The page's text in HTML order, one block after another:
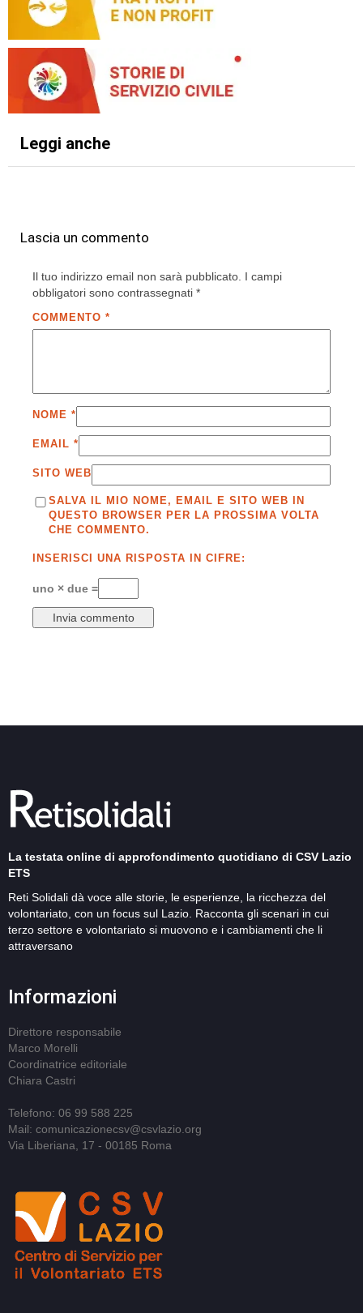
Leggi anche
Lascia un commento
Il tuo indirizzo email non sarà pubblicato. I campi
obbligatori sono contrassegnati *
COMMENTO *
NOME *
EMAIL *
SITO WEB
SALVA IL MIO NOME, EMAIL E SITO WEB IN
QUESTO BROWSER PER LA PROSSIMA VOLTA
CHE COMMENTO.
INSERISCI UNA RISPOSTA IN CIFRE:
uno × due =
La testata online di approfondimento quotidiano di CSV Lazio
ETS
Reti Solidali dà voce alle storie, le esperienze, la ricchezza del
volontariato, con un focus sul Lazio. Racconta gli scenari in cui
terzo settore e volontariato si muovono e i cambiamenti che li
attraversano
Informazioni
Direttore responsabile
Marco Morelli
Coordinatrice editoriale
Chiara Castri
Telefono: 06 99 588 225
Mail: comunicazionecsv@csvlazio.org
Via Liberiana, 17 - 00185 Roma